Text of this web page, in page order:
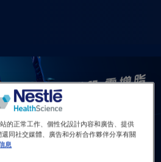
的正常工作、個性化設計內容和廣告、提供
同社交媒體、廣告和分析合作夥伴分享有關
息